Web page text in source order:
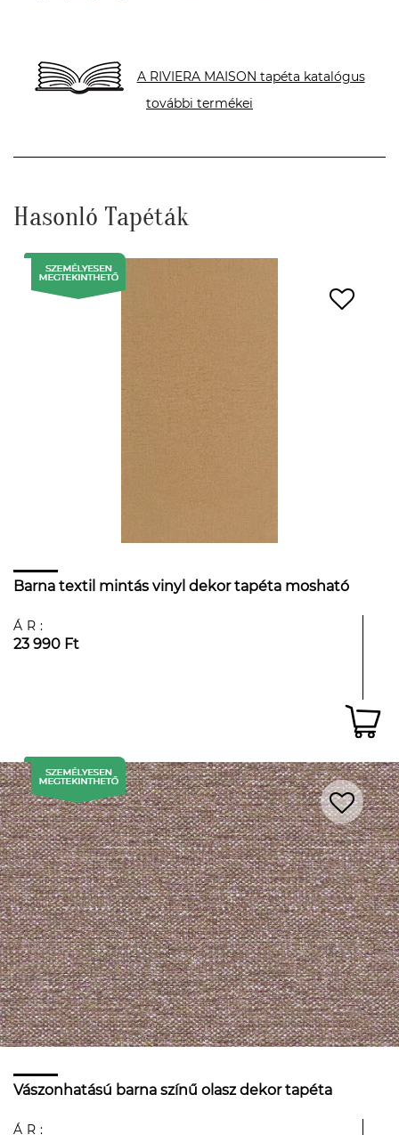
A RIVIERA MAISON tapéta katalógus
további termékei
Hasonló Tapéták
Barna textil mintás vinyl dekor tapéta mosható
ÁR:
23 990 Ft
Vászonhatású barna színű olasz dekor tapéta
ÁR: